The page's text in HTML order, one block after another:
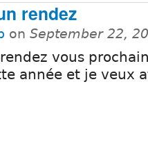
rendez
on September 22,
vous
année et je veux